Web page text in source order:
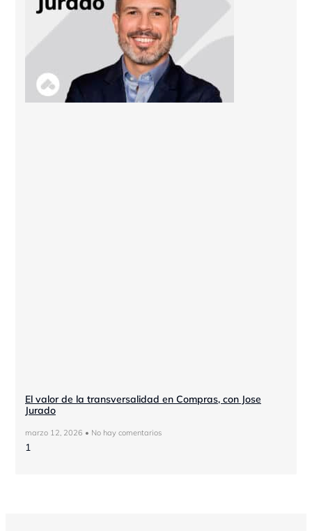
El valor de la transversalidad en Compras, con Jose
Jurado
marzo 12, 2026 No hay comentarios